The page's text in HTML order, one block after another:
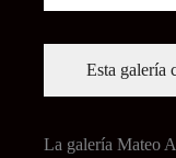
Esta galería
La galería Mateo